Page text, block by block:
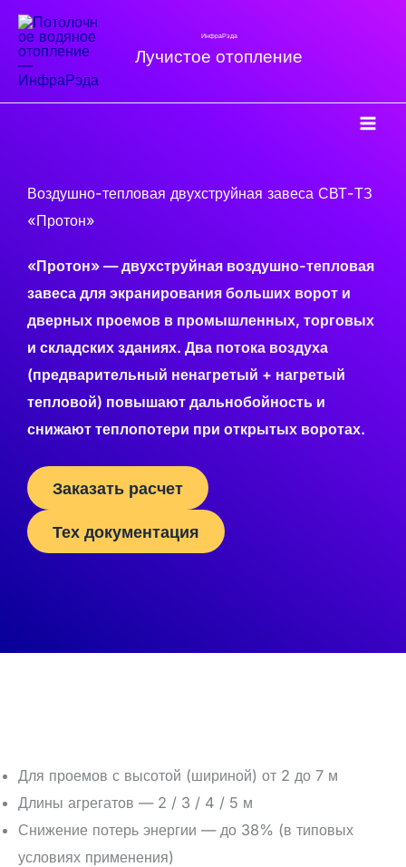
Перейти
содержимому
ИнфраРэда
Лучистое отопление
Воздушно-тепловая двухструйная завеса СВТ-ТЗ
«Протон»
«Протон» — двухструйная воздушно-тепловая
завеса для экранирования больших ворот и
дверных проемов в промышленных, торговых
и складских зданиях. Два потока воздуха
(предварительный ненагретый + нагретый
тепловой) повышают дальнобойность и
снижают теплопотери при открытых воротах.
Заказать расчет
Тех документация
Для проемов с высотой (шириной) от 2 до 7 м
Длины агрегатов — 2 / 3 / 4 / 5 м
Снижение потерь энергии — до 38% (в типовых
условиях применения)